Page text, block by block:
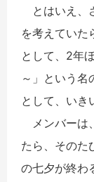
とはいえ、
を考えていた
として、2年
～」という名
として、いき
メンバーは
たら、そのた
の七夕が終わ